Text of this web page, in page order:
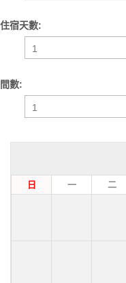
住宿天數:
間數:
日 一 二